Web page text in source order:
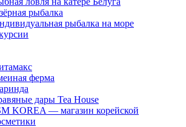
рыбалка
рыбалка на море
ферма
дары Tea House
KOREA — магазин корейской